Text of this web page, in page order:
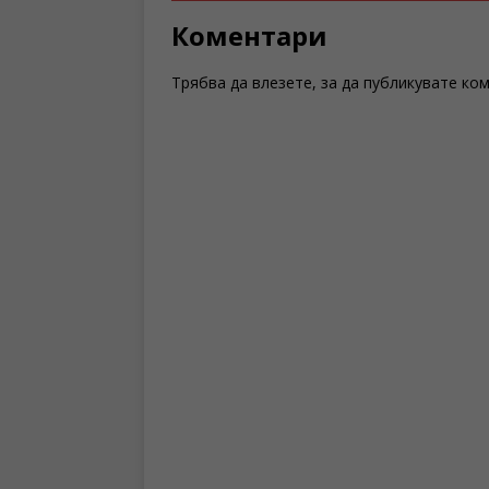
Коментари
Трябва да влезете, за да публикувате